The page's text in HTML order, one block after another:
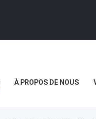
À PROPOS DE NOUS